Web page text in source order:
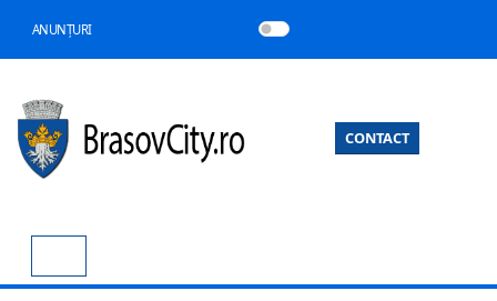
ANUNȚURI
CONTACT